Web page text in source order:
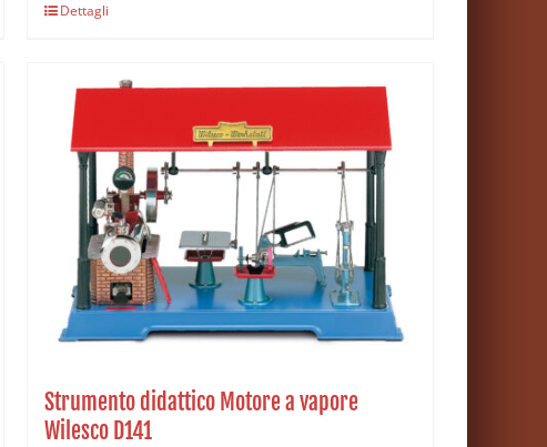
Dettagli
Strumento didattico Motore a vapore
Wilesco D141